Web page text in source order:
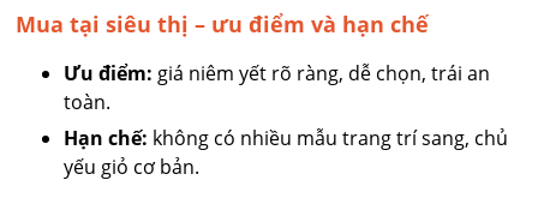
Mua tại siêu thị – ưu điểm và hạn chế
Ưu điểm: giá niêm yết rõ ràng, dễ chọn, trái an
toàn.
Hạn chế: không có nhiều mẫu trang trí sang, chủ
yếu giỏ cơ bản.